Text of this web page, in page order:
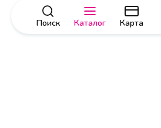
Поиск Каталог Карта